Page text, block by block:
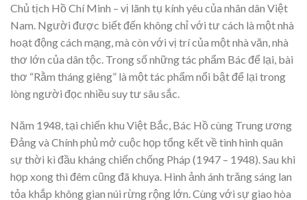
Chủ tịch Hồ Chí Minh – vị lãnh tụ kính yêu của nhân dân Việt
Nam. Người được biết đến không chỉ với tư cách là một nhà
hoạt động cách mạng, mà còn với vị trí của một nhà văn, nhà
thơ lớn của dân tộc. Trong số những tác phẩm Bác để lại, bài
thơ “Rằm tháng giêng” là một tác phẩm nổi bật để lại trong
lòng người đọc nhiều suy tư sâu sắc.
Năm 1948, tại chiến khu Việt Bắc, Bác Hồ cùng Trung ương
Đảng và Chính phủ mở cuộc họp tổng kết về tình hình quân
sự thời kì đầu kháng chiến chống Pháp (1947 – 1948). Sau khi
họp xong thì đêm cũng đã khuya. Hình ảnh ánh trăng sáng lan
tỏa khắp không gian núi rừng rộng lớn. Cùng với sự giao hòa